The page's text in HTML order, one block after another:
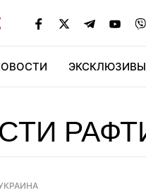
ЭКСКЛЮЗИВЫ